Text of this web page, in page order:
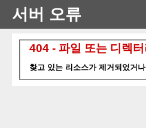
서버 오류
404 - 파일 또는 디렉
찾고 있는 리소스가 제거되었거